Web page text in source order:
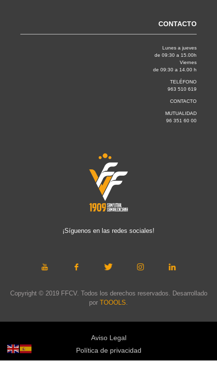
CONTACTO
Lunes a jueves
de 09:30 a 15.00h
Viernes
de 09:30 a 14.00 h
TELÉFONO
963 510 619
CONTACTO
MUTUALIDAD
96 351 60 00
¡Síguenos en las redes sociales!
Copyright © 2019 FFCV. Todos los derechos reservados. Desarrollado
por TOOOLS.
Aviso Legal
Política de privacidad
Política de cookies